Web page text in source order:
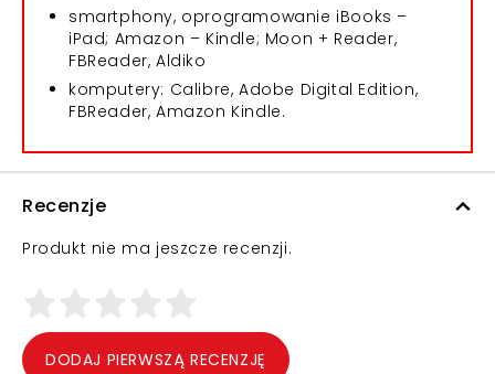
smartphony, oprogramowanie iBooks –
iPad; Amazon – Kindle; Moon + Reader,
FBReader, Aldiko
komputery: Calibre, Adobe Digital Edition,
FBReader, Amazon Kindle.
Recenzje
Produkt nie ma jeszcze recenzji.
DODAJ PIERWSZĄ RECENZJĘ